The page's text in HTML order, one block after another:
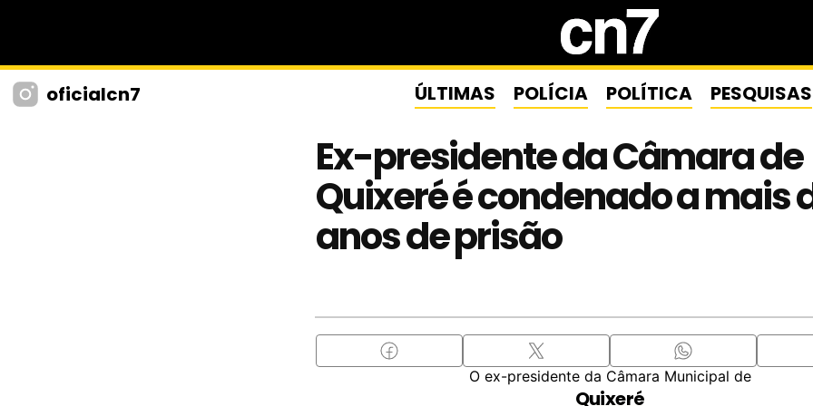
oficialcn7 ÚLTIMAS POLÍCIA POLÍTICA PESQUISAS
Ex-presidente da Câmara de
Quixeré é condenado a mais
anos de prisão
O ex-presidente da Câmara Municipal de
Quixeré